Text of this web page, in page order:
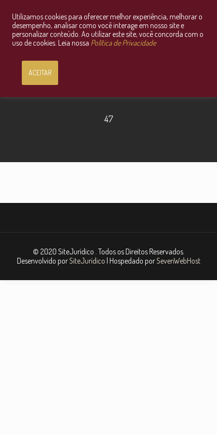
Consultoria Jurídica OnLine
47
© 2020 SiteJurídico . Todos os Direitos Reservados.
Desenvolvido porSiteJurídico | Hospedado porSevenWebHost
Utilizamos cookies para oferecer melhor experiência, melhorar o
desempenho, analisar como você interage em nosso site e
personalizar conteúdo. Ao utilizar este site, você concorda com o
uso de cookies. Leia nossa Política de Privacidade
ACEITAR